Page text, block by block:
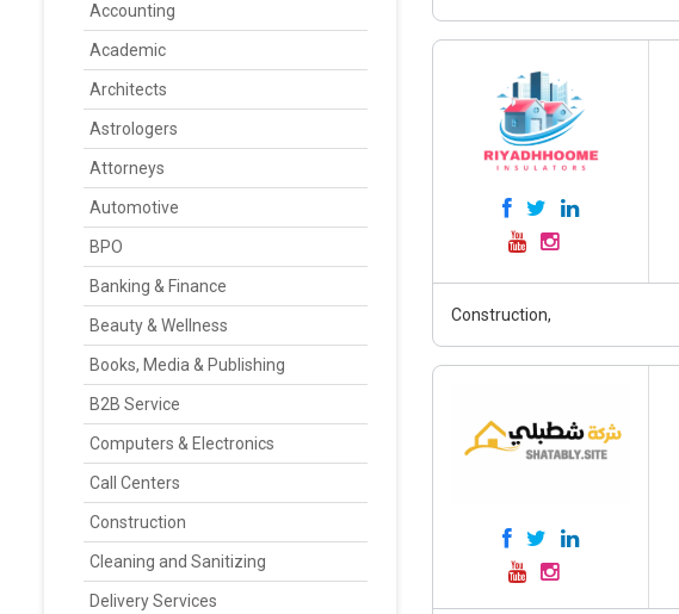
Accounting
Academic
Architects
Astrologers
Attorneys
Automotive
BPO
Banking & Finance
Beauty & Wellness
Books, Media & Publishing
B2B Service
Computers & Electronics
Call Centers
Construction
Cleaning and Sanitizing
Delivery Services
Construction,